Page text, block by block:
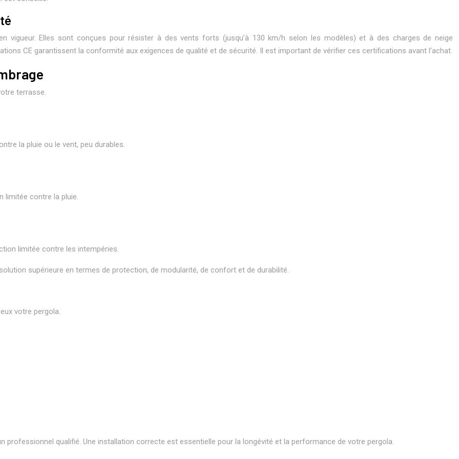
vigueur. Elles sont conçues pour résister à des vents forts (jusqu’à 130 km/h selon les modèles) et à des charges de neige
CE garantissent la conformité aux exigences de qualité et de sécurité. Il est important de vérifier ces certifications avant l’achat.
terrasse.
la pluie ou le vent, peu durables.
limitée contre la pluie.
limitée contre les intempéries.
supérieure en termes de protection, de modularité, de confort et de durabilité.
votre pergola.
qualifié. Une installation correcte est essentielle pour la longévité et la performance de votre pergola.